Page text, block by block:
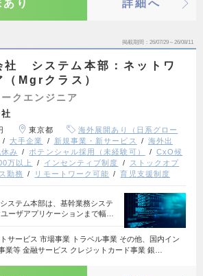
り 詳細へ
掲載期間 26/07/29～26/08/11
社 システム本部：ネットワ
（Mgrクラス）
クエンジニア
東京都
海外展開あり（日系グロー
大手企業 新規事業・新サービス
海外出
み ポテンシャル採用（未経験可）
CxO候
万以上 インセンティブ制度
ストックオプ
勤務 リモートワーク可能 育児支援制度
ステム本部は、基幹業務システ
ーザアプリケーションまで幅…
サービス 市場事業 トラベル事業 その他、国内イン
業等 金融サービス クレジットカード事業 銀…